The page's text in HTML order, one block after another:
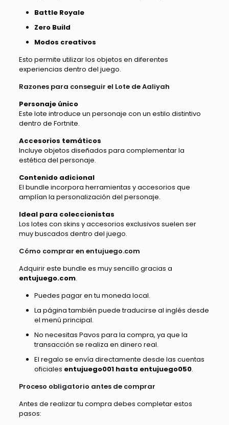
Battle Royale
Zero Build
Modos creativos
Esto permite utilizar los objetos en diferentes
experiencias dentro del juego.
Razones para conseguir el Lote de Aaliyah
Personaje único
Este lote introduce un personaje con un estilo distintivo
dentro de Fortnite.
Accesorios temáticos
Incluye objetos diseñados para complementar la
estética del personaje.
Contenido adicional
El bundle incorpora herramientas y accesorios que
amplían la personalización del personaje.
Ideal para coleccionistas
Los lotes con skins y accesorios exclusivos suelen ser
muy buscados dentro del juego.
Cómo comprar en entujuego.com
Adquirir este bundle es muy sencillo gracias a
entujuego.com.
Puedes pagar en tu moneda local.
La página también puede traducirse al inglés desde
el menú principal.
No necesitas Pavos para la compra, ya que la
transacción se realiza en dinero real.
El regalo se envía directamente desde las cuentas
oficiales entujuego001 hasta entujuego050.
Proceso obligatorio antes de comprar
Antes de realizar tu compra debes completar estos
pasos: